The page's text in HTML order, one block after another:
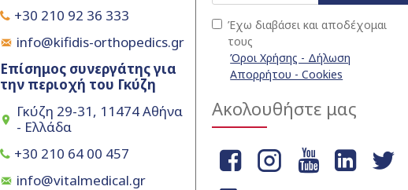
+30 210 92 36 333
info@kifidis-orthopedics.gr
Επίσημος συνεργάτης για
την περιοχή του Γκύζη
Γκύζη 29-31, 11474 Αθήνα
- Ελλάδα
+30 210 64 00 457
info@vitalmedical.gr
Έχω διαβάσει και αποδέχομαι
τους
Όροι Χρήσης - Δήλωση
Απορρήτου - Cookies
Ακολουθήστε μας